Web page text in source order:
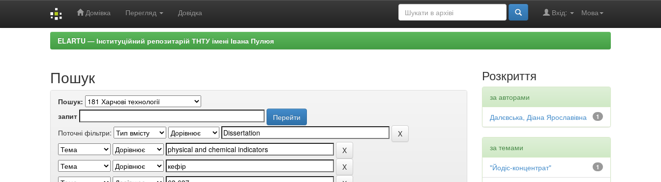
Домівка Перегляд Довідка Мова
Вхід:
ELARTU — Інституційний репозитарій ТНТУ імені Івана Пулюя
Пошук
Пошук:
запит
Поточні фільтри:
Розкриття
за авторами
1
Далєвська, Діана Ярославівна
за темами
1
"Йодіс-концентрат"